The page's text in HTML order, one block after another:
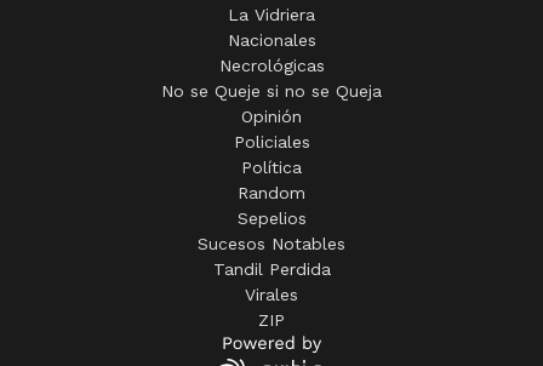
La Vidriera
Nacionales
Necrológicas
No se Queje si no se Queja
Opinión
Policiales
Política
Random
Sepelios
Sucesos Notables
Tandil Perdida
Virales
ZIP